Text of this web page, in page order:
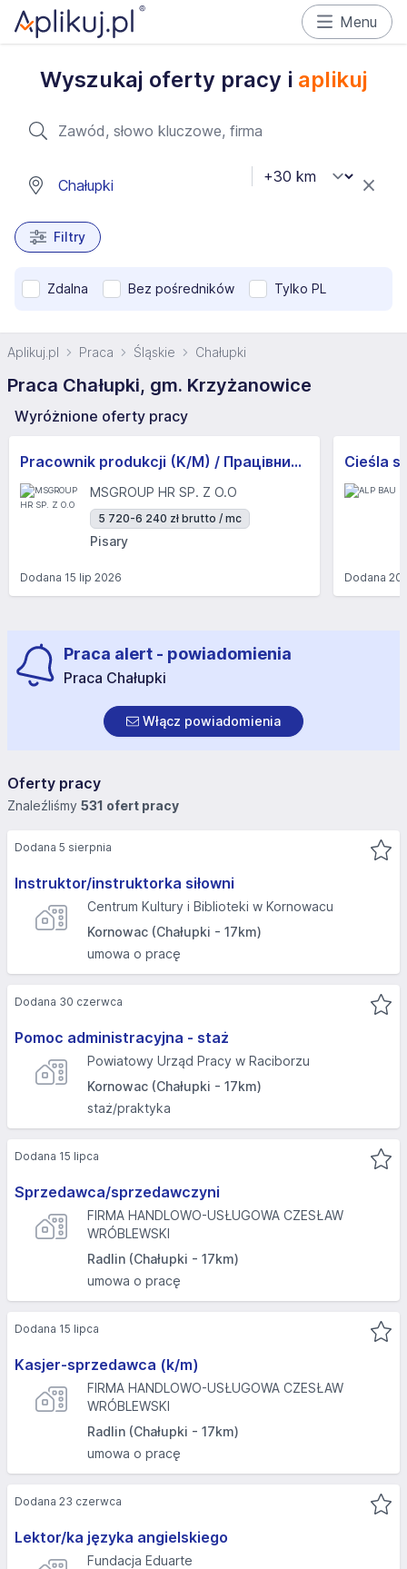
Menu
Wyszukaj oferty pracy i aplikuj
Filtry
Zdalna Bez pośredników Tylko PL
Aplikuj.pl Praca Śląskie Chałupki
Praca Chałupki, gm. Krzyżanowice
Wyróżnione oferty pracy
Pracownik produkcji (K/M) / Працівники продукції Huber-Suhner (K/M)
MSGROUP HR SP. Z O.O
5 720-6 240 zł brutto / mc
Pisary
Dodana 15 lip 2026
Cieśla
Dodana20
Praca alert - powiadomienia
Praca Chałupki
Włącz powiadomienia
Oferty pracy
Znaleźliśmy 531 ofert pracy
Instruktor/instruktorka siłowni
Centrum Kultury i Biblioteki w Kornowacu
Kornowac (Chałupki - 17km)
umowa o pracę
Dodana 5 sierpnia
Pomoc administracyjna - staż
Powiatowy Urząd Pracy w Raciborzu
Kornowac (Chałupki - 17km)
staż/praktyka
Dodana 30 czerwca
Sprzedawca/sprzedawczyni
FIRMA HANDLOWO-USŁUGOWA CZESŁAW
WRÓBLEWSKI
Radlin (Chałupki - 17km)
umowa o pracę
Dodana 15 lipca
Kasjer-sprzedawca (k/m)
FIRMA HANDLOWO-USŁUGOWA CZESŁAW
WRÓBLEWSKI
Radlin (Chałupki - 17km)
umowa o pracę
Dodana 15 lipca
Lektor/ka języka angielskiego
Fundacja Eduarte
Dodana 23 czerwca